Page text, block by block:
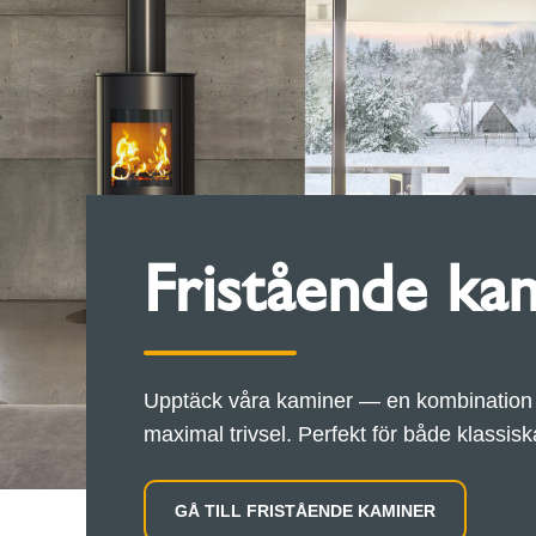
Fristående
Upptäck våra kaminer — en
maximal trivsel. Perfekt för både
GÅ TILL FRISTÅENDE KAMINER